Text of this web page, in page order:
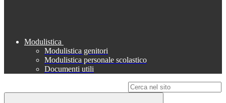
Modulistica
Modulistica genitori
Modulistica personale scolastico
Documenti utili